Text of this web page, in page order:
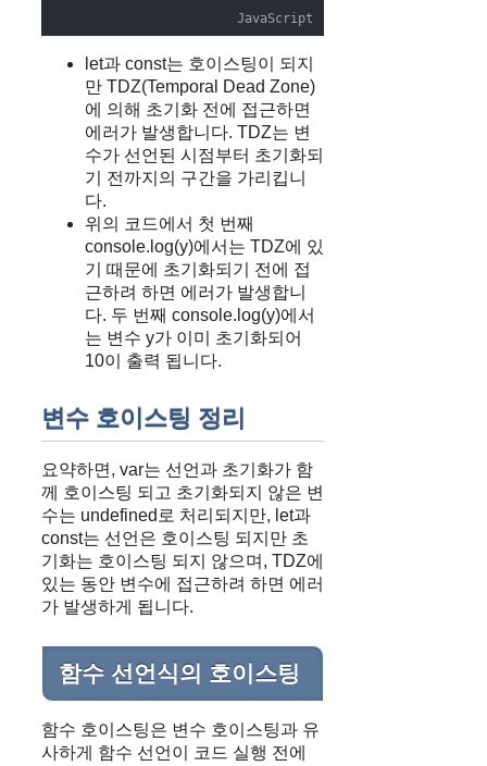
JavaScript
let과 const는 호이스팅이 되지
만 TDZ(Temporal Dead Zone)
에 의해 초기화 전에 접근하면
에러가 발생합니다. TDZ는 변
수가 선언된 시점부터 초기화되
기 전까지의 구간을 가리킵니
다.
위의 코드에서 첫 번째
console.log(y)에서는 TDZ에 있
기 때문에 초기화되기 전에 접
근하려 하면 에러가 발생합니
다. 두 번째 console.log(y)에서
는 변수 y가 이미 초기화되어
10이 출력 됩니다.
변수 호이스팅 정리
요약하면, var는 선언과 초기화가 함
께 호이스팅 되고 초기화되지 않은 변
수는 undefined로 처리되지만, let과
const는 선언은 호이스팅 되지만 초
기화는 호이스팅 되지 않으며, TDZ에
있는 동안 변수에 접근하려 하면 에러
가 발생하게 됩니다.
함수 선언식의 호이스팅
함수 호이스팅은 변수 호이스팅과 유
사하게 함수 선언이 코드 실행 전에